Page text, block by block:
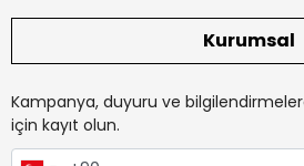
Kurumsal
Kampanya, duyuru ve
için kayıt olun.